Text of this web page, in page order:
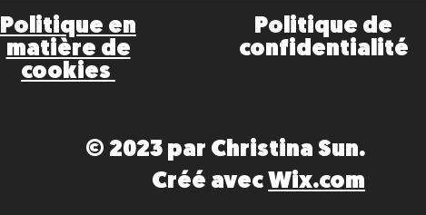
Politique en
matière de
cookies
Politique de
confidentialité
© 2023 par Christina Sun.
Créé avec Wix.com